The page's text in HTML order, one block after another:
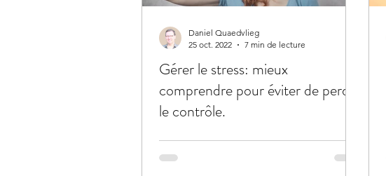
Gérer le stress: mieux
comprendre pour éviter de perdre
le contrôle.
Daniel Quaedvlieg
25 oct. 2022
7 min de lecture